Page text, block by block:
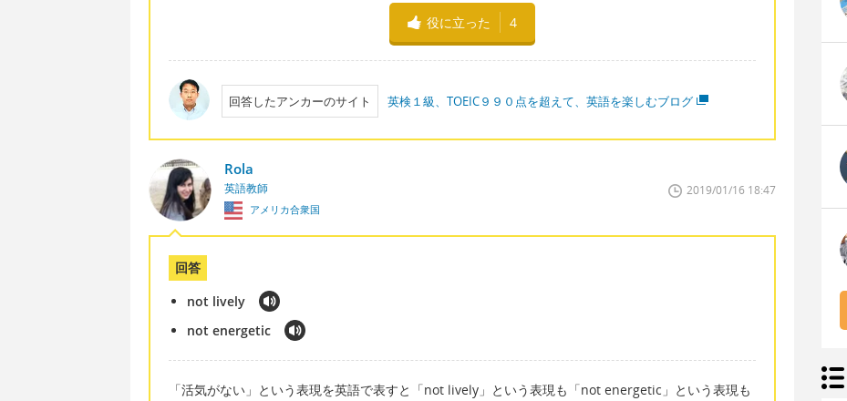
役に立った 4
回答したアンカーのサイト 英検１級、TOEIC９９０点を超えて、英語を楽しむブログ
Rola
英語教師
アメリカ合衆国
2019/01/16 18:47
回答
not lively
not energetic
「活気がない」という表現を英語で表すと「not lively」という表現も「not energetic」という表現も